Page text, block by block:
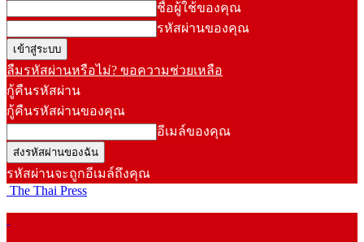
ชื่อผู้ใช้ของคุณ
รหัสผ่านของคุณ
ลืมรหัสผ่านหรือไม่? ขอความช่วยเหลือ
กู้คืนรหัสผ่าน
กู้คืนรหัสผ่านของคุณ
อีเมล์ของคุณ
รหัสผ่านจะถูกอีเมล์ถึงคุณ
The Thai Press